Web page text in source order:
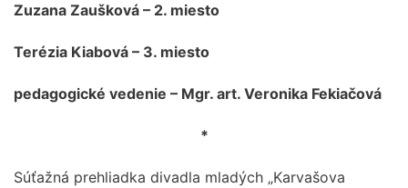
Zuzana Zaušková – 2. miesto
Terézia Kiabová – 3. miesto
pedagogické vedenie – Mgr. art. Veronika Fekiačová
*
Súťažná prehliadka divadla mladých „Karvašova